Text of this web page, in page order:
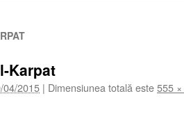
Karpat
04/2015 | Dimensiunea totală este555